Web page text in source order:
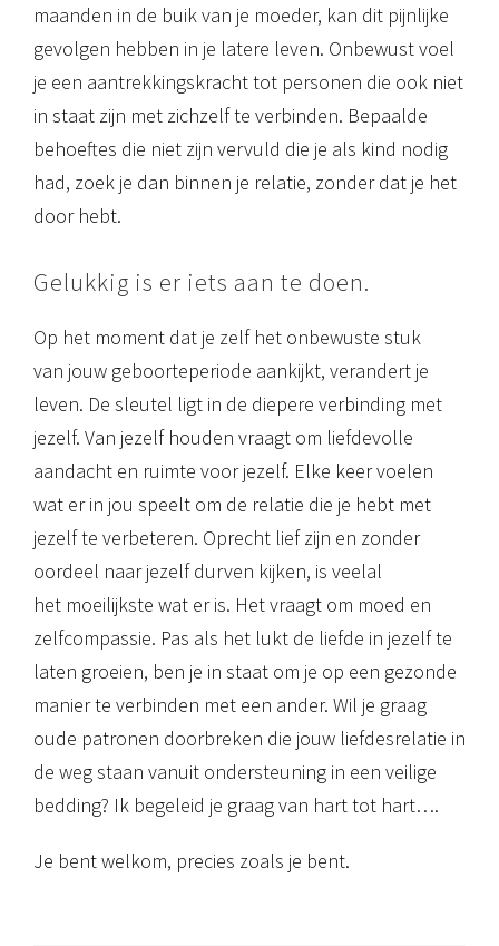
maanden in de buik van je moeder, kan dit pijnlijke
gevolgen hebben in je latere leven. Onbewust voel
je een aantrekkingskracht tot personen die ook niet
in staat zijn met zichzelf te verbinden. Bepaalde
behoeftes die niet zijn vervuld die je als kind nodig
had, zoek je dan binnen je relatie, zonder dat je het
door hebt.
Gelukkig is er iets aan te doen.
Op het moment dat je zelf het onbewuste stuk
van jouw geboorteperiode aankijkt, verandert je
leven. De sleutel ligt in de diepere verbinding met
jezelf. Van jezelf houden vraagt om liefdevolle
aandacht en ruimte voor jezelf. Elke keer voelen
wat er in jou speelt om de relatie die je hebt met
jezelf te verbeteren. Oprecht lief zijn en zonder
oordeel naar jezelf durven kijken, is veelal
het moeilijkste wat er is. Het vraagt om moed en
zelfcompassie. Pas als het lukt de liefde in jezelf te
laten groeien, ben je in staat om je op een gezonde
manier te verbinden met een ander. Wil je graag
oude patronen doorbreken die jouw liefdesrelatie in
de weg staan vanuit ondersteuning in een veilige
bedding? Ik begeleid je graag van hart tot hart….
Je bent welkom, precies zoals je bent.